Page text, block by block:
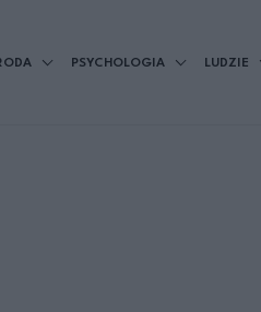
PSYCHOLOGIA LUDZIE